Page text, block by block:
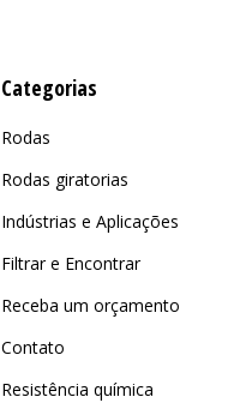
Categorias
Rodas
Rodas giratorias
Indústrias e Aplicações
Filtrar e Encontrar
Receba um orçamento
Contato
Resistência química